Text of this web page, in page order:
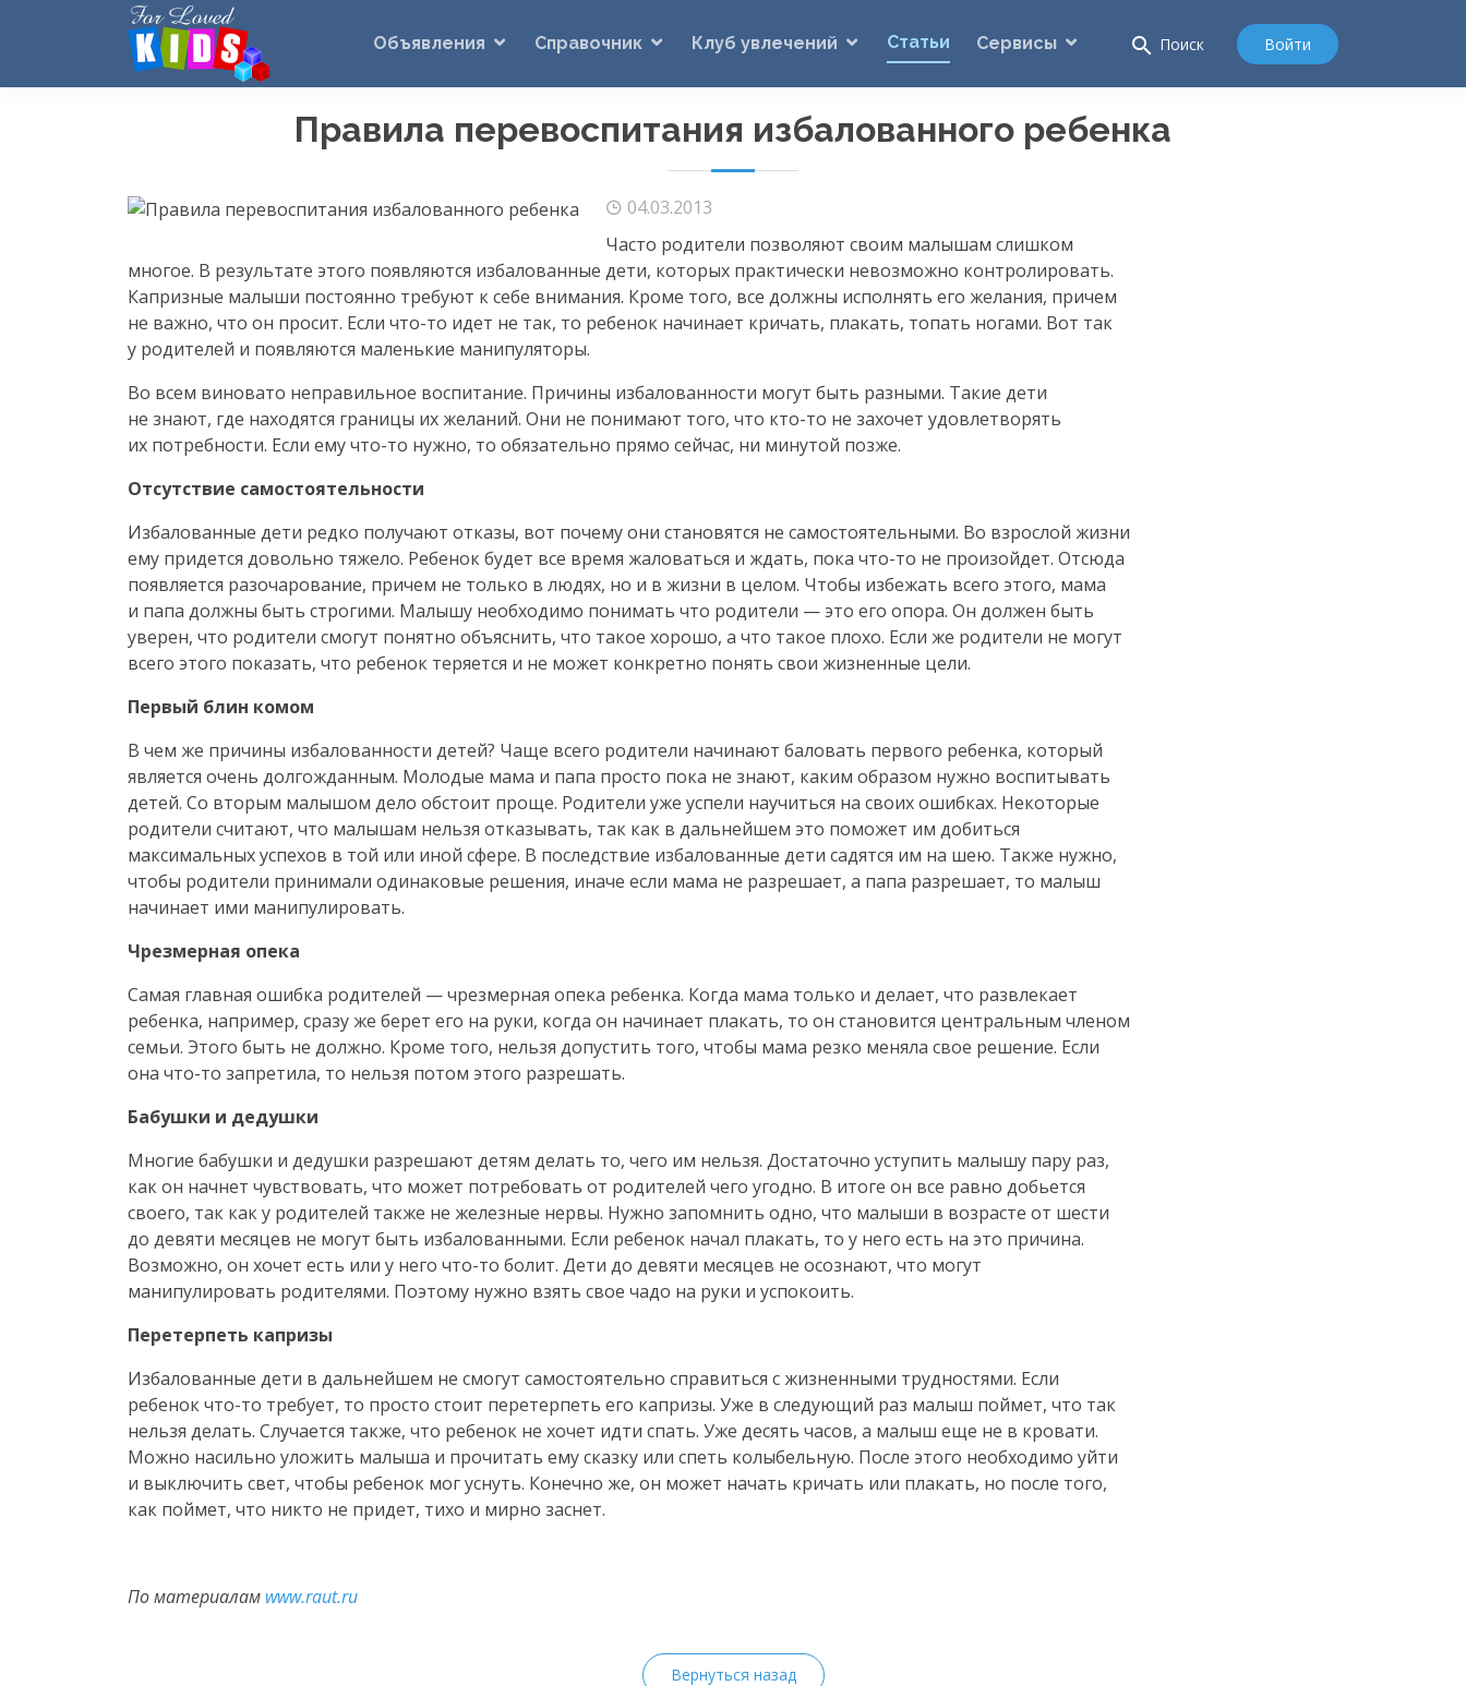
Объявления Справочник Клуб увлечений Статьи Сервисы search Поиск Войти
Правила перевоспитания избалованного ребенка
04.03.2013
Часто родители позволяют своим малышам слишком
многое. В результате этого появляются избалованные дети, которых практически невозможно контролировать.
Капризные малыши постоянно требуют к себе внимания. Кроме того, все должны исполнять его желания, причем
не важно, что он просит. Если что-то идет не так, то ребенок начинает кричать, плакать, топать ногами. Вот так
у родителей и появляются маленькие манипуляторы.
Во всем виновато неправильное воспитание. Причины избалованности могут быть разными. Такие дети
не знают, где находятся границы их желаний. Они не понимают того, что кто-то не захочет удовлетворять
их потребности. Если емучто-то нужно, то обязательно прямо сейчас, ни минутой позже.
Отсутствие самостоятельности
Избалованные дети редко получают отказы, вот почему они становятся не самостоятельными. Во взрослой жизни
ему придется довольно тяжело. Ребенок будет все время жаловаться и ждать, пока что-то не произойдет. Отсюда
появляется разочарование, причем не только в людях, но и в жизни в целом. Чтобы избежать всего этого, мама
и папа должны быть строгими. Малышу необходимо понимать что родители — это его опора. Он должен быть
уверен, что родители смогут понятно объяснить, что такое хорошо, а что такое плохо. Если же родители не могут
всего этого показать, что ребенок теряется и не может конкретно понять свои жизненные цели.
Первый блин комом
В чем же причины избалованности детей? Чаще всего родители начинают баловать первого ребенка, который
является очень долгожданным. Молодые мама и папа просто пока не знают, каким образом нужно воспитывать
детей. Со вторым малышом дело обстоит проще. Родители уже успели научиться на своих ошибках. Некоторые
родители считают, что малышам нельзя отказывать, так как в дальнейшем это поможет им добиться
максимальных успехов в той или иной сфере. В последствие избалованные дети садятся им на шею. Также нужно,
чтобы родители принимали одинаковые решения, иначе если мама не разрешает, а папа разрешает, то малыш
начинает ими манипулировать.
Чрезмерная опека
Самая главная ошибка родителей — чрезмерная опека ребенка. Когда мама только и делает, что развлекает
ребенка, например, сразу же берет его на руки, когда он начинает плакать, то он становится центральным членом
семьи. Этого быть не должно. Кроме того, нельзя допустить того, чтобы мама резко меняла свое решение. Если
она что-то запретила, то нельзя потом этого разрешать.
Бабушки и дедушки
Многие бабушки и дедушки разрешают детям делать то, чего им нельзя. Достаточно уступить малышу пару раз,
как он начнет чувствовать, что может потребовать от родителей чего угодно. В итоге он все равно добьется
своего, так как у родителей также не железные нервы. Нужно запомнить одно, что малыши в возрасте от шести
до девяти месяцев не могут быть избалованными. Если ребенок начал плакать, то у него есть на это причина.
Возможно, он хочет есть или у него что-то болит. Дети до девяти месяцев не осознают, что могут
манипулировать родителями. Поэтому нужно взять свое чадо на руки и успокоить.
Перетерпеть капризы
Избалованные дети в дальнейшем не смогут самостоятельно справиться с жизненными трудностями. Если
ребенокчто-то требует, то просто стоит перетерпеть его капризы. Уже в следующий раз малыш поймет, что так
нельзя делать. Случается также, что ребенок не хочет идти спать. Уже десять часов, а малыш еще не в кровати.
Можно насильно уложить малыша и прочитать ему сказку или спеть колыбельную. После этого необходимо уйти
и выключить свет, чтобы ребенок мог уснуть. Конечно же, он может начать кричать или плакать, но после того,
как поймет, что никто не придет, тихо и мирно заснет.
По материалам www.raut.ru
Вернуться назад